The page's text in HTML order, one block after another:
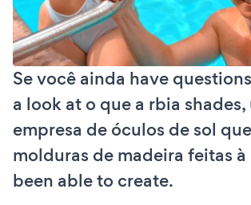
Se você ainda have
a look at o que a rbia shades,
empresa de óculos de sol
molduras de madeira feitas à
been able to create.